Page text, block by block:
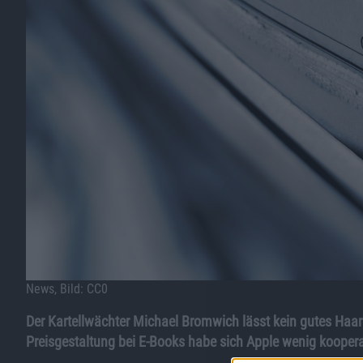
News, Bild: CC0
Der Kartellwächter Michael Bromwich lässt kein gutes
Preisgestaltung bei E-Books habe sich Apple wenig